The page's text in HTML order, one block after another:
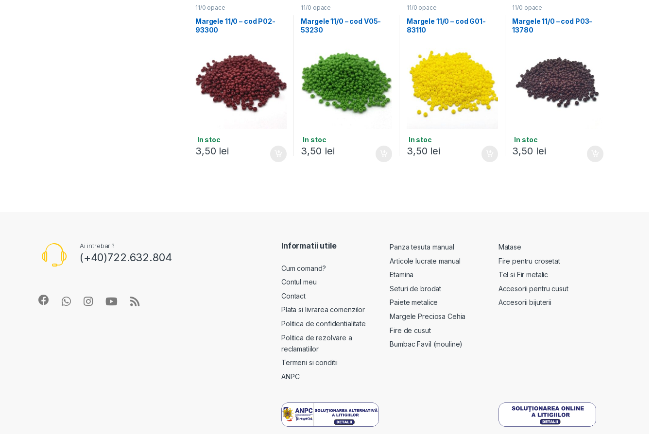
11/0 opace
Margele 11/0 – cod P02-
93300
In stoc
3,50 lei
11/0 opace
Margele 11/0 – cod V05-
53230
In stoc
3,50 lei
11/0 opace
Margele 11/0 – cod G01-
83110
In stoc
3,50 lei
11/0 opace
Margele 11/0 – cod P03-
13780
In stoc
3,50 lei
Ai intrebari?
(+40)722.632.804
Informatii utile
Cum comand?
Contul meu
Contact
Plata si livrarea comenzilor
Politica de confidentialitate
Politica de rezolvare a
reclamatiilor
Termeni si conditii
ANPC
Panza tesuta manual
Articole lucrate manual
Etamina
Seturi de brodat
Paiete metalice
Margele Preciosa Cehia
Fire de cusut
Bumbac Favil (mouline)
Matase
Fire pentru crosetat
Tel si Fir metalic
Accesorii pentru cusut
Accesorii bijuterii